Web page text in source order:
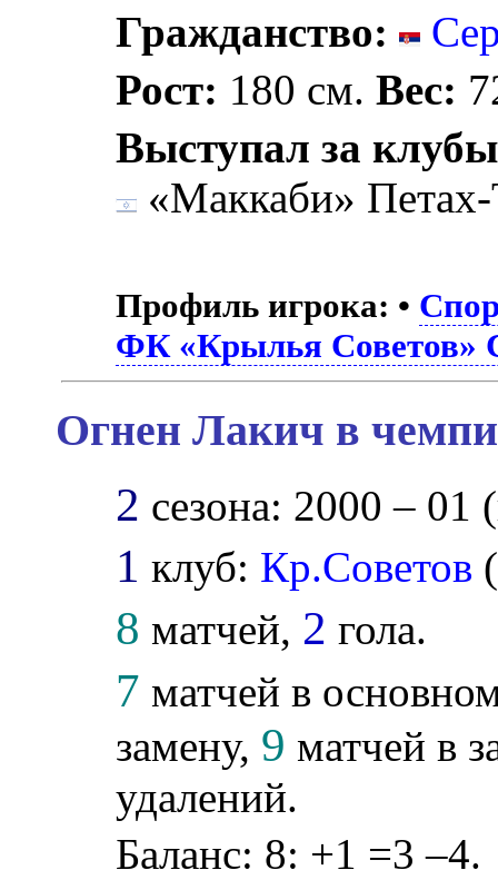
Гражданство:
Рост: 180 см.Вес:
Выступал за
«Маккаби»
Профиль игрока: •
ФК «Крылья Советов»
Огнен Лакич в
2 сезона: 2000 – 01
1 клуб: Кр.Советов (
8 матчей, 2 гола.
7 матчей в
замену, 9 матчей в
удалений.
Баланс: 8: +1 =3 –4.